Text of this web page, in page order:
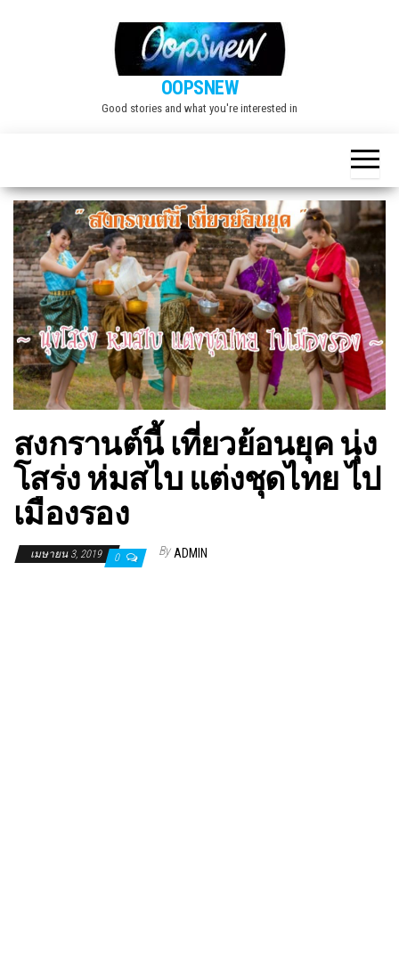
OOPSNEW
Good stories and what you're interested in
สงกรานต์นี้ เที่ยวย้อนยุค นุ่ง
โสร่ง ห่มสไบ แต่งชุดไทย ไป
เมืองรอง
เมษายน 3, 2019 0 By ADMIN